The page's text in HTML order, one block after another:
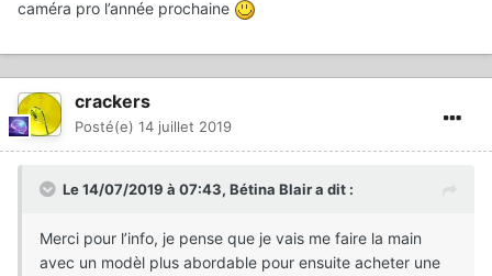
caméra pro l’année prochaine
crackers
Posté(e) 14 juillet 2019
Le 14/07/2019 à 07:43, Bétina Blaira dit :
Merci pour l’info, je pense que je vais me faire la main
avec un modèl plus abordable pour ensuite acheter une